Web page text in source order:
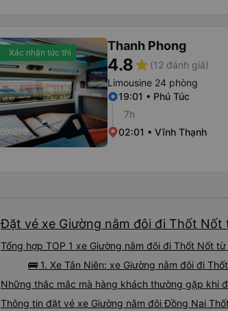
Xác nhận tức thì Thanh Phong
4.8star (12 đánh giá)
Limousine 24 phòng
19:01 • Phú Túc
7h
02:01 • Vĩnh Thạnh
Đặt vé xe Giường nằm đôi đi Thốt
Tổng hợp TOP 1 xe Giường nằm đôi đi Thốt Nốt
🚌 1. Xe Tân Niên: xe Giường nằm đôi đi
Những thắc mắc mà hàng khách thường gặp khi
Thông tin đặt vé xe Giường nằm đôi Đồng Nai